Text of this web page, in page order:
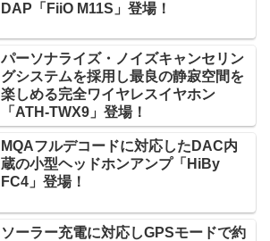
DAP「FiiO M11S」登場！
パーソナライズ・ノイズキャンセリン
グシステムを採用し最良の静寂空間を
楽しめる完全ワイヤレスイヤホン
「ATH-TWX9」登場！
MQAフルデコードに対応したDAC内
蔵の小型ヘッドホンアンプ「HiBy
FC4」登場！
ソーラー充電に対応しGPSモードで約